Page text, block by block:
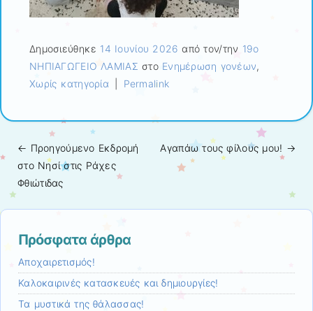
Δημοσιεύθηκε 14 Ιουνίου 2026 από τον/την 19ο
ΝΗΠΙΑΓΩΓΕΙΟ ΛΑΜΙΑΣ στο Ενημέρωση γονέων,
Χωρίς κατηγορία
Permalink
Πλοήγηση άρθρων
← Προηγούμενo Εκδρομή
στο Νησί στις Ράχες
Φθιώτιδας
Αγαπάω τους φίλους μου! →
Πρόσφατα άρθρα
Αποχαιρετισμός!
Καλοκαιρινές κατασκευές και δημιουργίες!
Τα μυστικά της θάλασσας!